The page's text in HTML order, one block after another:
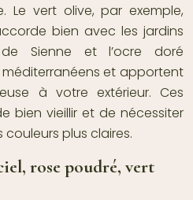
vert olive, par exemple,
bien avec les jardins
Sienne et l’ocre doré
et apportent
à votre extérieur. Ces
bien vieillir et de nécessiter
couleurs plus claires.
rose poudré, vert